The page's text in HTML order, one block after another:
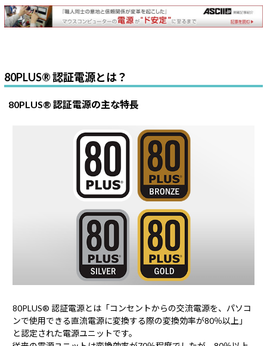
80PLUS® 認証電源とは？
80PLUS® 認証電源の主な特長
80PLUS® 認証電源とは「コンセントからの交流電源を、パソコ
ンで使用できる直流電源に変換する際の変換効率が80％以上」
と認定された電源ユニットです。